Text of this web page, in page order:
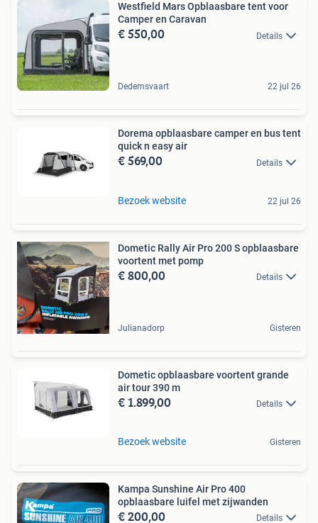
Westfield Mars Opblaasbare tent voor
Camper en Caravan
€ 550,00 Details
Dedemsvaart 22 jul 26
Dorema opblaasbare camper en bus tent
quick n easy air
€ 569,00 Details
Bezoek website 22 jul 26
Dometic Rally Air Pro 200 S opblaasbare
voortent met pomp
€ 800,00 Details
Julianadorp Gisteren
Dometic opblaasbare voortent grande
air tour 390 m
€ 1.899,00 Details
Bezoek website Gisteren
Kampa Sunshine Air Pro 400
opblaasbare luifel met zijwanden
€ 200,00 Details